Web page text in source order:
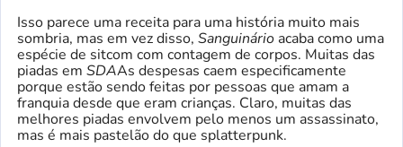
Isso parece uma receita para uma história muito mais
sombria, mas em vez disso, Sanguinário acaba como uma
espécie de sitcom com contagem de corpos. Muitas das
piadas em SDAAs despesas caem especificamente
porque estão sendo feitas por pessoas que amam a
franquia desde que eram crianças. Claro, muitas das
melhores piadas envolvem pelo menos um assassinato,
mas é mais pastelão do que splatterpunk.